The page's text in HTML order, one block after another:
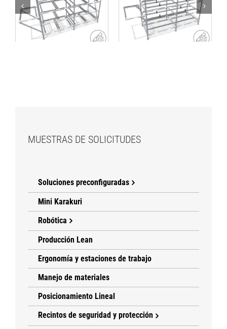
Rack de producción
lean para pequeñas
cargas
Rack para SLC
estándar o cajas de
cartón
MUESTRAS DE SOLICITUDES
Soluciones preconfiguradas
Mini Karakuri
Robótica
Producción Lean
Ergonomía y estaciones de trabajo
Manejo de materiales
Posicionamiento Lineal
Recintos de seguridad y protección